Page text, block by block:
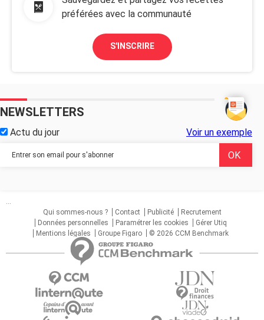
préférées avec la communauté
S'INSCRIRE
NEWSLETTERS
Actu du jour Voir un exemple
...
Qui sommes-nous ?
Contact Publicité
Recrutement
Données personnelles
Paramétrer les cookies
Gérer Utiq
Mentions légales
Groupe Figaro © 2026 CCM Benchmark